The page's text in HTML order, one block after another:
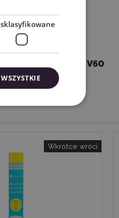
Skycut V60
Wkrótce wróci